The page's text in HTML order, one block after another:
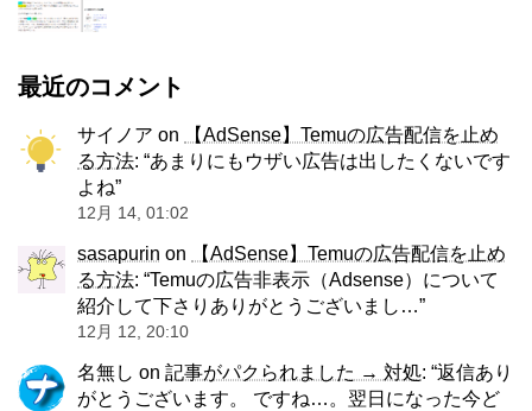
最近のコメント
サイノア on
【AdSense】Temuの広告配信を止め
る方法: “あまりにもウザい広告は出したくないです
よね”
12月 14, 01:02
sasapurin on
【AdSense】Temuの広告配信を止め
る方法: “Temuの広告非表示（Adsense）について
紹介して下さりありがとうございまし…”
12月 12, 20:10
名無し on 記事がパクられました → 対処: “返信あり
がとうございます。 ですね…。翌日になった今ど